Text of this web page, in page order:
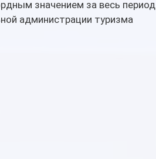
значением за весь период
администрации туризма